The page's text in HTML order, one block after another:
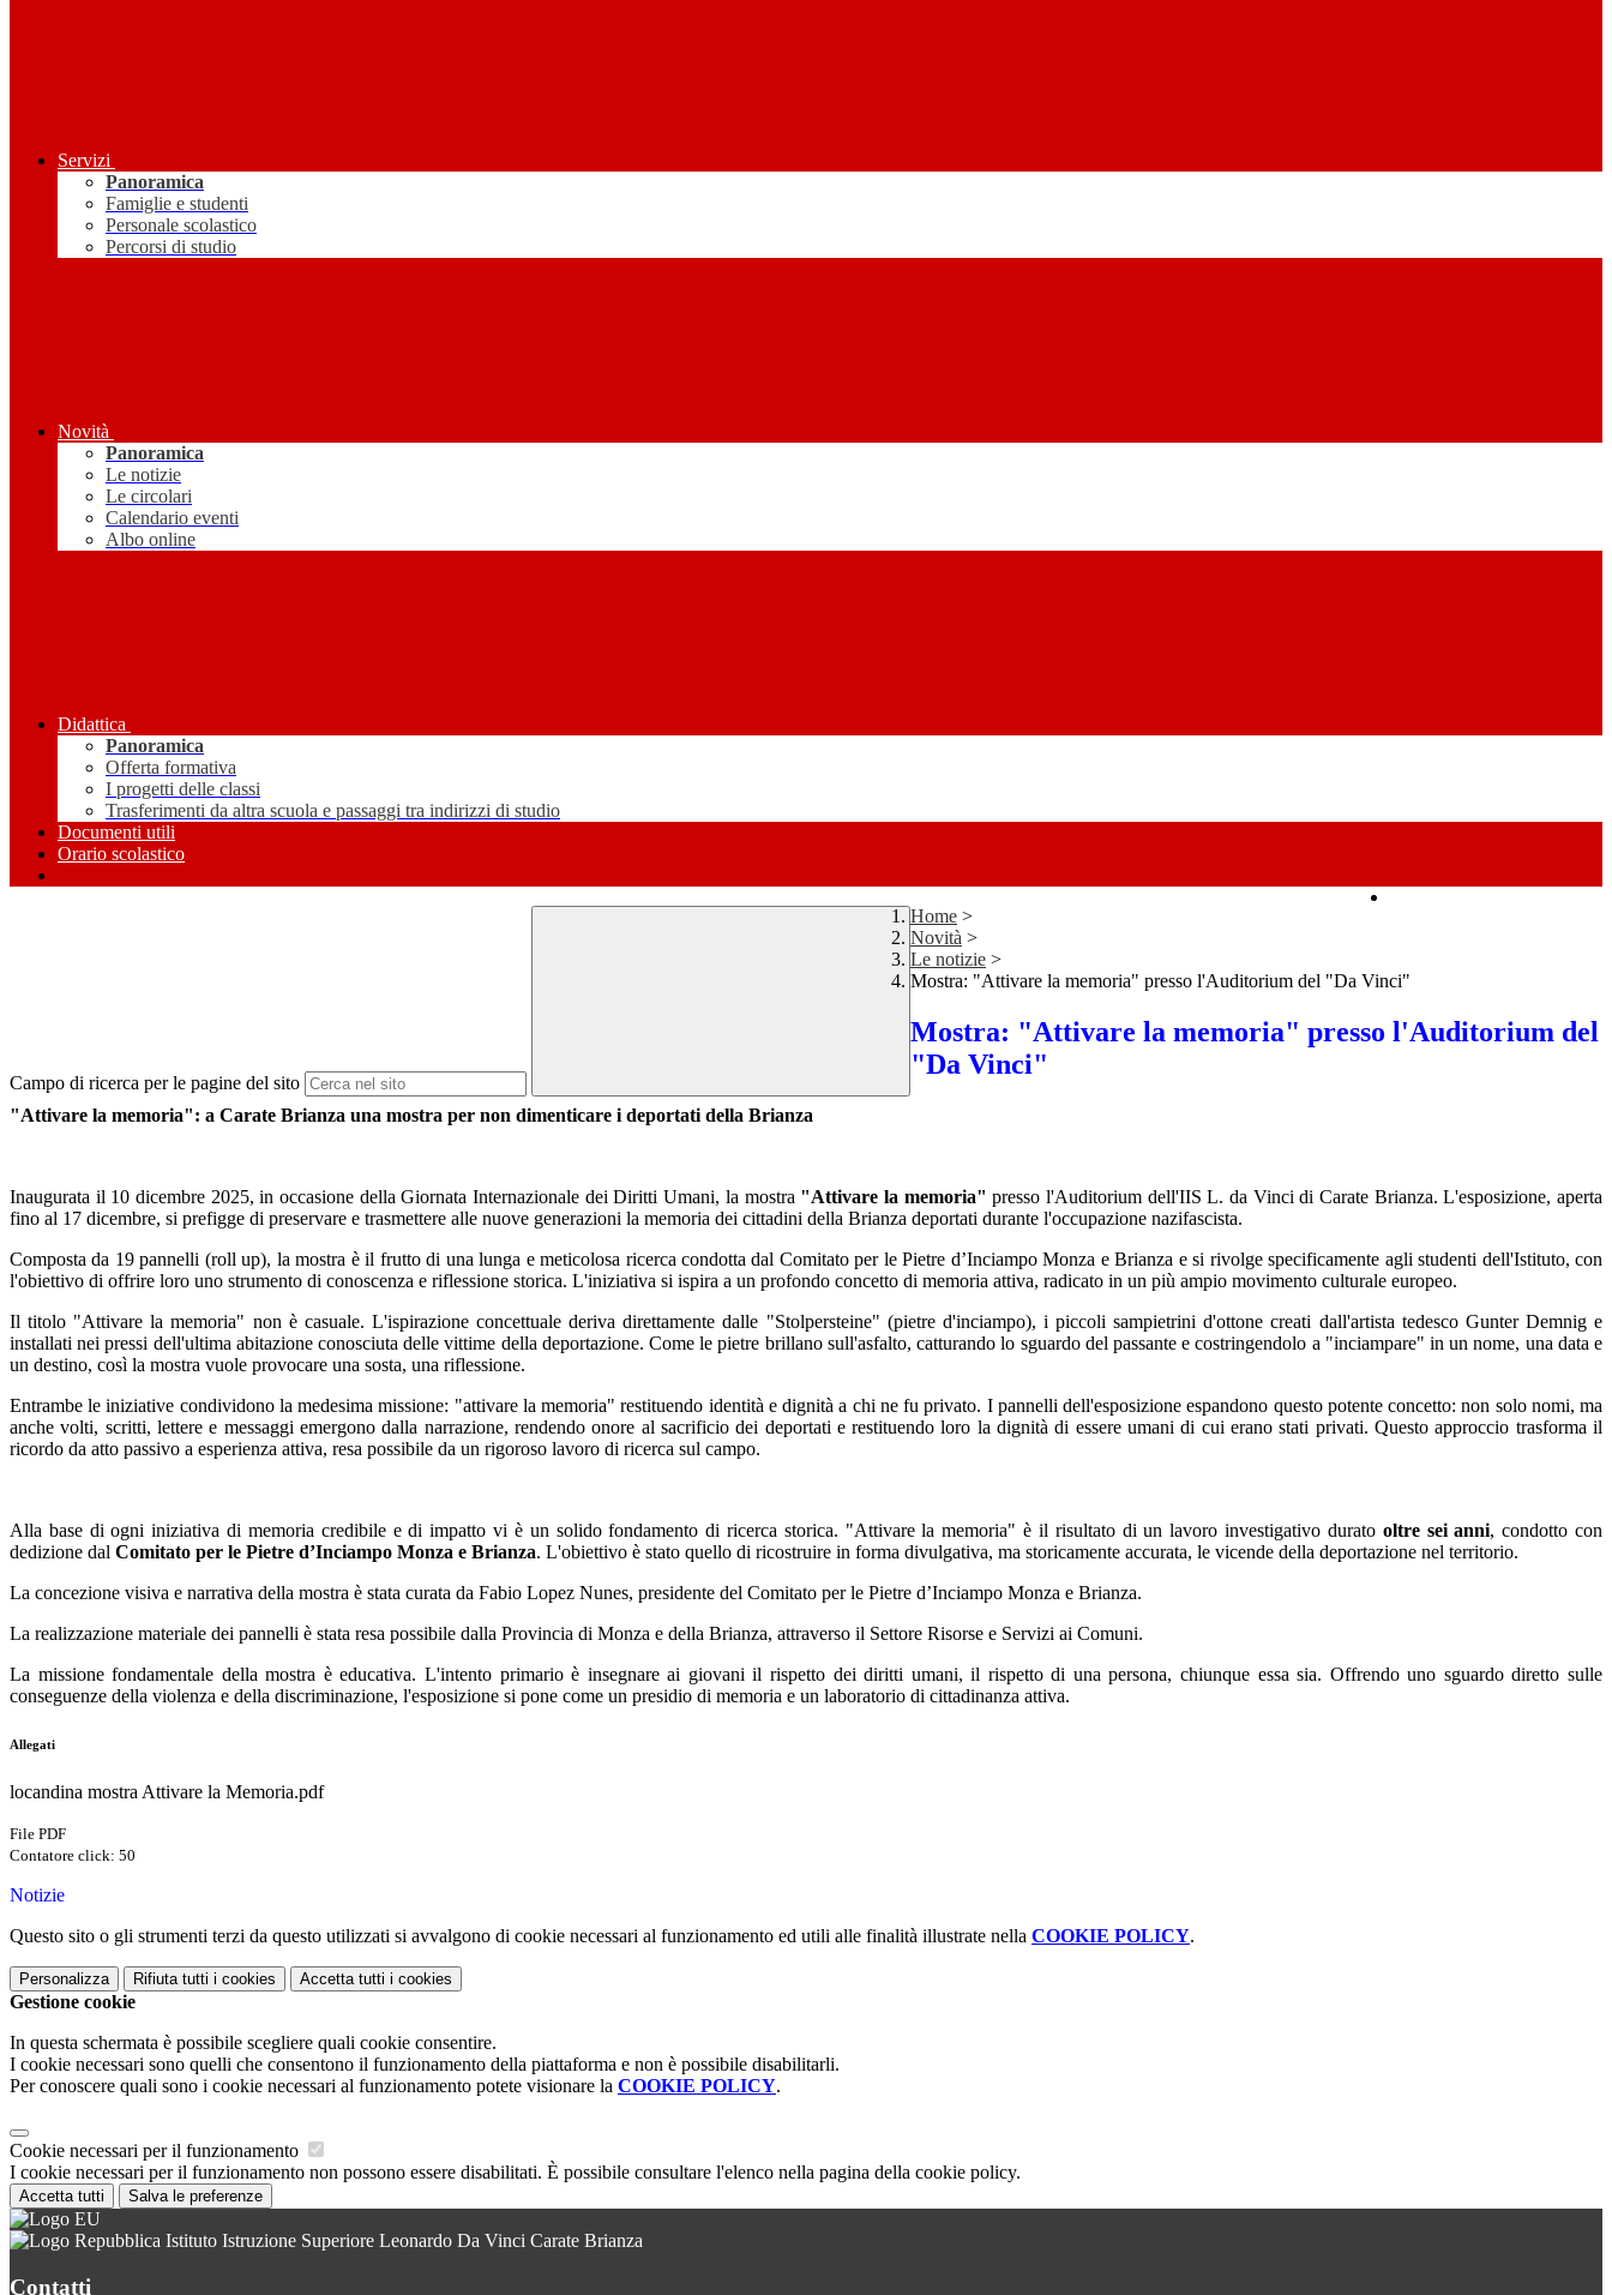
Servizi
Panoramica
Famiglie e studenti
Personale scolastico
Percorsi di studio
Novità
Panoramica
Le notizie
Le circolari
Calendario eventi
Albo online
Didattica
Panoramica
Offerta formativa
I progetti delle classi
Trasferimenti da altra scuola e passaggi tra indirizzi di studio
Documenti utili
Orario scolastico
Campo di ricerca per le pagine del sito
Home >
Novità >
Le notizie >
Mostra: "Attivare la memoria" presso l'Auditorium del "Da Vinci"
Mostra: "Attivare la memoria" presso l'Auditorium del
"Da Vinci"
"Attivare la memoria": a Carate Brianza una mostra per non dimenticare i deportati della Brianza
Inaugurata il 10 dicembre 2025, in occasione della Giornata Internazionale dei Diritti Umani, la mostra "Attivare la memoria" presso l'Auditorium dell'IIS L. da Vinci di Carate Brianza. L'esposizione, aperta
fino al 17 dicembre, si prefigge di preservare e trasmettere alle nuove generazioni la memoria dei cittadini della Brianza deportati durante l'occupazione nazifascista.
Composta da 19 pannelli (roll up), la mostra è il frutto di una lunga e meticolosa ricerca condotta dal Comitato per le Pietre d’Inciampo Monza e Brianza e si rivolge specificamente agli studenti dell'Istituto, con
l'obiettivo di offrire loro uno strumento di conoscenza e riflessione storica. L'iniziativa si ispira a un profondo concetto di memoria attiva, radicato in un più ampio movimento culturale europeo.
Il titolo "Attivare la memoria" non è casuale. L'ispirazione concettuale deriva direttamente dalle "Stolpersteine" (pietre d'inciampo), i piccoli sampietrini d'ottone creati dall'artista tedesco Gunter Demnig e
installati nei pressi dell'ultima abitazione conosciuta delle vittime della deportazione. Come le pietre brillano sull'asfalto, catturando lo sguardo del passante e costringendolo a "inciampare" in un nome, una data e
un destino, così la mostra vuole provocare una sosta, una riflessione.
Entrambe le iniziative condividono la medesima missione: "attivare la memoria" restituendo identità e dignità a chi ne fu privato. I pannelli dell'esposizione espandono questo potente concetto: non solo nomi, ma
anche volti, scritti, lettere e messaggi emergono dalla narrazione, rendendo onore al sacrificio dei deportati e restituendo loro la dignità di essere umani di cui erano stati privati. Questo approccio trasforma il
ricordo da atto passivo a esperienza attiva, resa possibile da un rigoroso lavoro di ricerca sul campo.
Alla base di ogni iniziativa di memoria credibile e di impatto vi è un solido fondamento di ricerca storica. "Attivare la memoria" è il risultato di un lavoro investigativo durato oltre sei anni, condotto con
dedizione dal Comitato per le Pietre d’Inciampo Monza e Brianza. L'obiettivo è stato quello di ricostruire in forma divulgativa, ma storicamente accurata, le vicende della deportazione nel territorio.
La concezione visiva e narrativa della mostra è stata curata da Fabio Lopez Nunes, presidente del Comitato per le Pietre d’Inciampo Monza e Brianza.
La realizzazione materiale dei pannelli è stata resa possibile dalla Provincia di Monza e della Brianza, attraverso il Settore Risorse e Servizi ai Comuni.
La missione fondamentale della mostra è educativa. L'intento primario è insegnare ai giovani il rispetto dei diritti umani, il rispetto di una persona, chiunque essa sia. Offrendo uno sguardo diretto sulle
conseguenze della violenza e della discriminazione, l'esposizione si pone come un presidio di memoria e un laboratorio di cittadinanza attiva.
Allegati
locandina mostra Attivare la Memoria.pdf
File PDF
Contatore click: 50
Notizie
Questo sito o gli strumenti terzi da questo utilizzati si avvalgono di cookie necessari al funzionamento ed utili alle finalità illustrate nella COOKIE POLICY.
Personalizza Rifiuta tutti i cookies Accetta tutti i cookies
Gestione cookie
In questa schermata è possibile scegliere quali cookie consentire.
I cookie necessari sono quelli che consentono il funzionamento della piattaforma e non è possibile disabilitarli.
Per conoscere quali sono i cookie necessari al funzionamento potete visionare la COOKIE POLICY.
Cookie necessari per il funzionamento
I cookie necessari per il funzionamento non possono essere disabilitati. È possibile consultare l'elenco nella pagina della cookie policy.
Accetta tutti Salva le preferenze
Istituto Istruzione Superiore Leonardo Da Vinci Carate Brianza
Contatti